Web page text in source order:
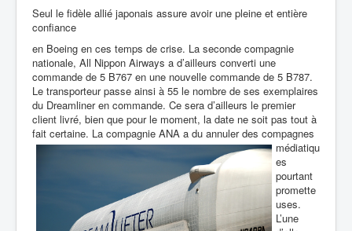
Seul le fidèle allié japonais assure avoir une pleine et entière
confiance
en Boeing en ces temps de crise. La seconde compagnie
nationale, All Nippon Airways a d’ailleurs converti une
commande de 5 B767 en une nouvelle commande de 5 B787.
Le transporteur passe ainsi à 55 le nombre de ses exemplaires
du Dreamliner en commande. Ce sera d’ailleurs le premier
client livré, bien que pour le moment, la date ne soit pas tout à
fait certaine. La compagnie ANA a du annuler des compagnes
médiatiqu
es
pourtant
promette
uses.
L’une